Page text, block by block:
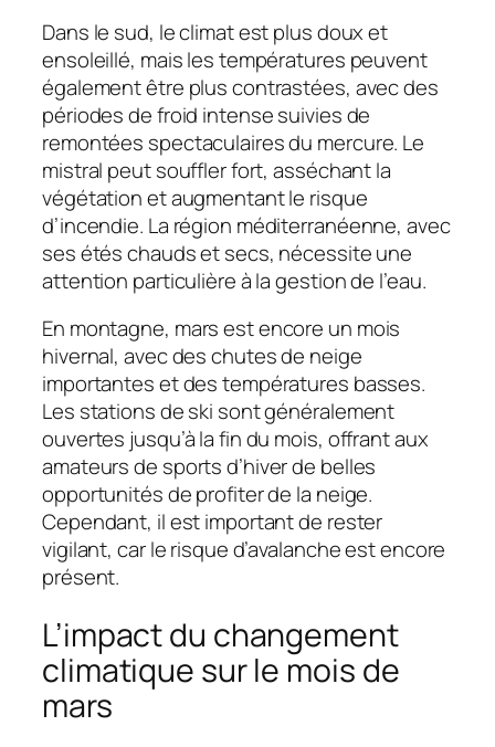
Dans le sud, le climat est plus doux et
ensoleillé, mais les températures peuvent
également être plus contrastées, avec des
périodes de froid intense suivies de
remontées spectaculaires du mercure. Le
mistral peut souffler fort, asséchant la
végétation et augmentant le risque
d’incendie. La région méditerranéenne, avec
ses étés chauds et secs, nécessite une
attention particulière à la gestion de l’eau.
En montagne, mars est encore un mois
hivernal, avec des chutes de neige
importantes et des températures basses.
Les stations de ski sont généralement
ouvertes jusqu’à la fin du mois, offrant aux
amateurs de sports d’hiver de belles
opportunités de profiter de la neige.
Cependant, il est important de rester
vigilant, car le risque d’avalanche est encore
présent.
L’impact du changement
climatique sur le mois de
mars